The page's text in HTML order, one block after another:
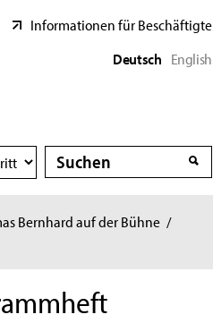
Informationen für Beschäftigte
Deutsch English
Suche
Suche
Bernhard auf der Bühne /